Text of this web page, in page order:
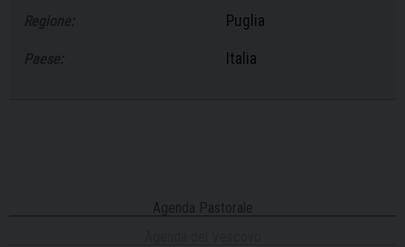
Puglia
Italia
Agenda Pastorale